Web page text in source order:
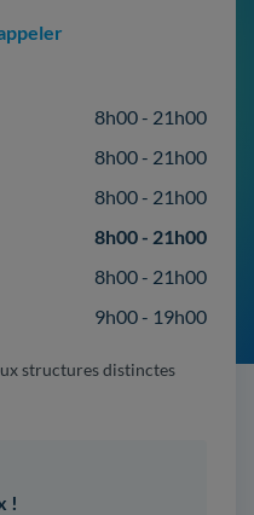
8h00 - 21h00
8h00 - 21h00
8h00 - 21h00
8h00 - 21h00
8h00 - 21h00
9h00 - 19h00
structures distinctes
!